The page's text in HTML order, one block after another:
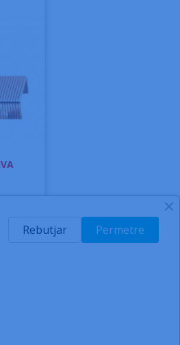
AL BUTLLETÍ
Permetre
Rebutjar